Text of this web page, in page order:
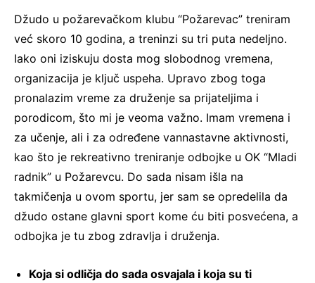
Džudo u požarevačkom klubu “Požarevac” treniram
već skoro 10 godina, a treninzi su tri puta nedeljno.
Iako oni iziskuju dosta mog slobodnog vremena,
organizacija je ključ uspeha. Upravo zbog toga
pronalazim vreme za druženje sa prijateljima i
porodicom, što mi je veoma važno. Imam vremena i
za učenje, ali i za određene vannastavne aktivnosti,
kao što je rekreativno treniranje odbojke u OK “Mladi
radnik” u Požarevcu. Do sada nisam išla na
takmičenja u ovom sportu, jer sam se opredelila da
džudo ostane glavni sport kome ću biti posvećena, a
odbojka je tu zbog zdravlja i druženja.
Koja si odličja do sada osvajala i koja su ti